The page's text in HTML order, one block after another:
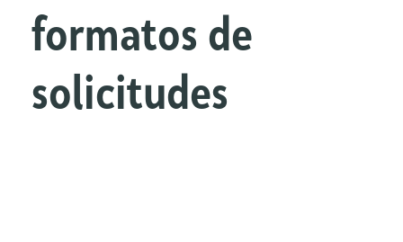
formatos de
solicitudes